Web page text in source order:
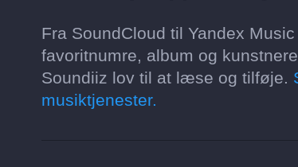
Fra SoundCloud til Yandex
favoritnumre, album og
Soundiiz lov til at læse og tilføje.
musiktjenester.